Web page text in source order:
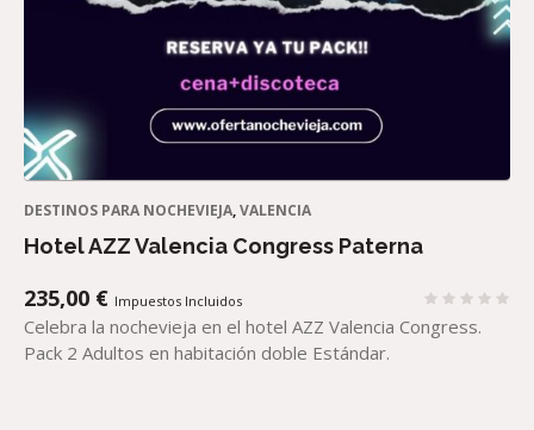
DESTINOS PARA NOCHEVIEJA,VALENCIA
Hotel AZZ Valencia Congress Paterna
235,00 € Impuestos Incluidos
Celebra la nochevieja en el hotel AZZ Valencia Congress.
Pack 2 Adultos en habitación doble Estándar.